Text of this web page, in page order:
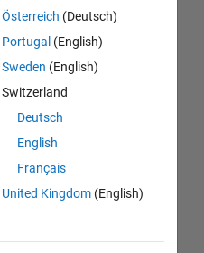
Österreich (Deutsch)
Portugal (English)
Sweden (English)
Switzerland
Deutsch
English
Français
United Kingdom(English)